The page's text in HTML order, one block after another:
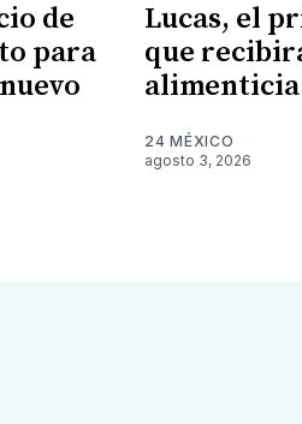
de
para
Lucas, el
que
24 MÉXICO
agosto 3, 2026